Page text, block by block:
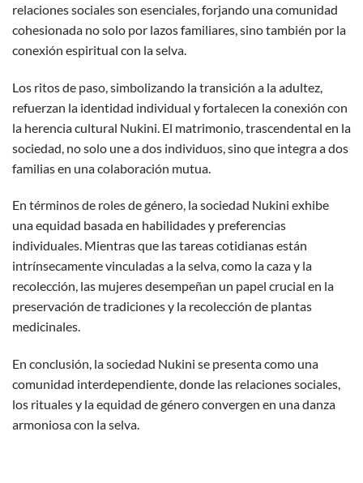
relaciones sociales son esenciales, forjando una comunidad
cohesionada no solo por lazos familiares, sino también por la
conexión espiritual con la selva.
Los ritos de paso, simbolizando la transición a la adultez,
refuerzan la identidad individual y fortalecen la conexión con
la herencia cultural Nukini. El matrimonio, trascendental en la
sociedad, no solo une a dos individuos, sino que integra a dos
familias en una colaboración mutua.
En términos de roles de género, la sociedad Nukini exhibe
una equidad basada en habilidades y preferencias
individuales. Mientras que las tareas cotidianas están
intrínsecamente vinculadas a la selva, como la caza y la
recolección, las mujeres desempeñan un papel crucial en la
preservación de tradiciones y la recolección de plantas
medicinales.
En conclusión, la sociedad Nukini se presenta como una
comunidad interdependiente, donde las relaciones sociales,
los rituales y la equidad de género convergen en una danza
armoniosa con la selva.